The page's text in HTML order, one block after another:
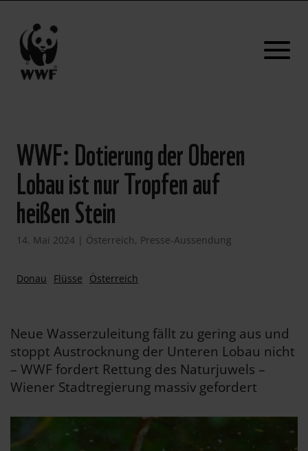
WWF: Dotierung der Oberen
Lobau ist nur Tropfen auf
heißen Stein
14. Mai 2024| Österreich, Presse-Aussendung
Donau Flüsse Österreich
Neue Wasserzuleitung fällt zu gering aus und
stoppt Austrocknung der Unteren Lobau nicht
– WWF fordert Rettung des Naturjuwels –
Wiener Stadtregierung massiv gefordert